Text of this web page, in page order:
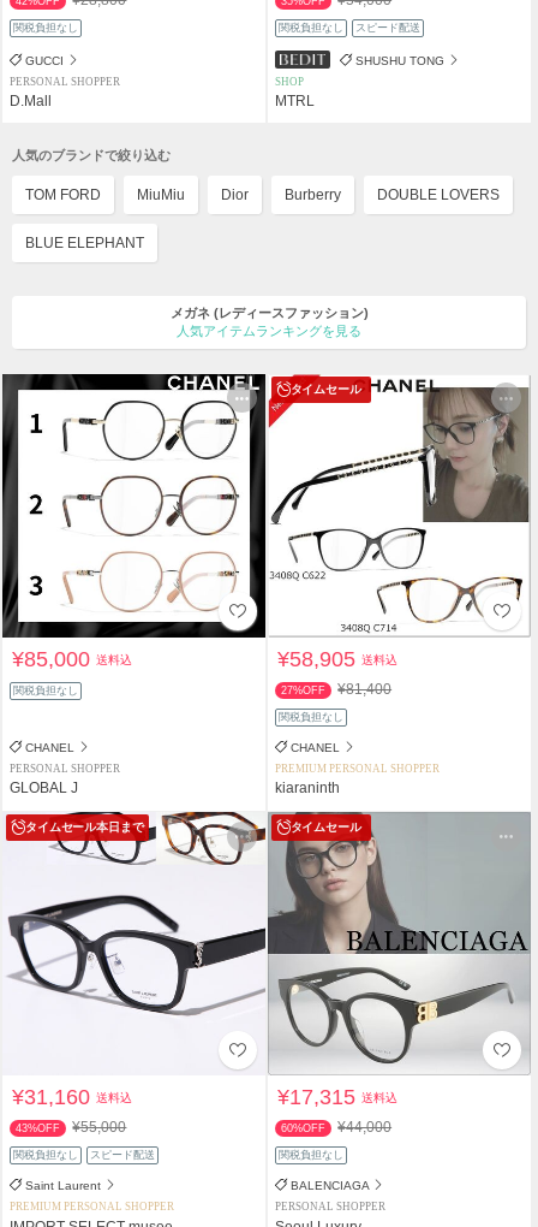
関税負担なし
GUCCI
PERSONAL SHOPPER
D.Mall
関税負担なし スピード配送
SHUSHU TONG
SHOP
MTRL
人気のブランドで絞り込む
TOM FORD MiuMiu Dior Burberry DOUBLE LOVERS
BLUE ELEPHANT
メガネ (レディースファッション)
人気アイテムランキングを見る
¥85,000送料込
関税負担なし
CHANEL
PERSONAL SHOPPER
GLOBAL J
タイムセール
¥58,905送料込
27%OFF ¥81,400
関税負担なし
CHANEL
PREMIUM PERSONAL SHOPPER
kiaraninth
タイムセール本日まで
¥31,160送料込
43%OFF ¥55,000
関税負担なし スピード配送
Saint Laurent
PREMIUM PERSONAL SHOPPER
タイムセール
¥17,315送料込
60%OFF ¥44,000
関税負担なし
BALENCIAGA
PERSONAL SHOPPER